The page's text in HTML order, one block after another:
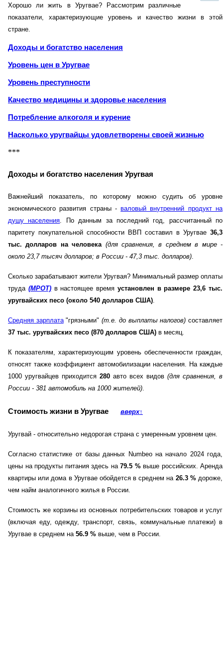
Хорошо ли жить в Уругвае? Рассмотрим различные
показатели, характеризующие уровень и качество жизни в этой
стране.
Доходы и богатство населения
Уровень цен в Уругвае
Уровень преступности
Качество медицины и здоровье населения
Потребление алкоголя и курение
Насколько уругвайцы удовлетворены своей жизнью
***
Доходы и богатство населения Уругвая
Важнейший показатель, по которому можно судить об уровне
экономического развития страны -валовый внутренний продукт на
душу населения. По данным за последний год, рассчитанный по
паритету покупательной способности ВВП составил в Уругвае 36,3
тыс. долларов на человека (для сравнения, в среднем в мире -
около 23,7 тысяч долларов; в России - 47,3 тыс. долларов).
Сколько зарабатывают жители Уругвая? Минимальный размер оплаты
труда (МРОТ)в настоящее время установлен в размере 23,6 тыс.
уругвайских песо (около 540 долларов США).
Средняя зарплата"грязными"(т.е. до выплаты налогов) составляет
37 тыс. уругвайских песо (870 долларов США) в месяц.
К показателям, характеризующим уровень обеспеченности граждан,
относят также коэффициент автомобилизации населения. На каждые
1000 уругвайцев приходится 280 авто всех видов (для сравнения, в
России - 381 автомобиль на 1000 жителей).
Стоимость жизни в Уругвае вверх↑
Уругвай - относительно недорогая страна с умеренным уровнем цен.
Согласно статистике от базы данных Numbeo на начало 2024 года,
цены на продукты питания здесь на 79.5 %выше российских. Аренда
квартиры или дома в Уругвае обойдется в среднем на 26.3%дороже,
чем найм аналогичного жилья в России.
Стоимость же корзины из основных потребительских товаров и услуг
(включая еду, одежду, транспорт, связь, коммунальные платежи) в
Уругвае в среднем на 56.9 % выше, чем в России.